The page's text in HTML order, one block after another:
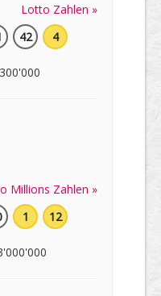
Lotto Zahlen »
42 4
Millions Zahlen »
1 12